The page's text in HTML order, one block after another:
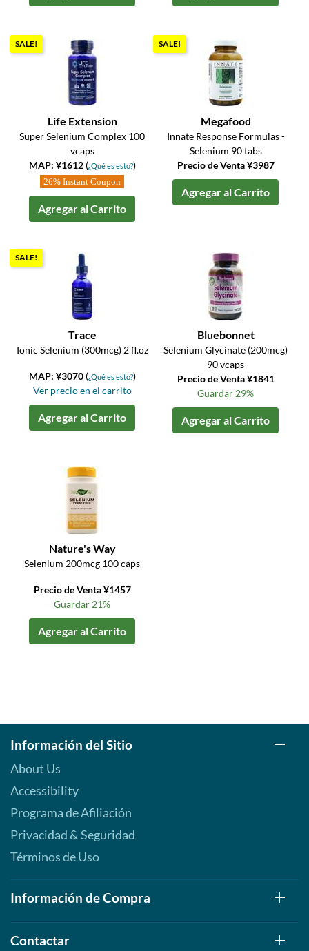
SALE!
Life Extension
Super Selenium Complex 100
vcaps
MAP: ¥1612 (¿Qué es esto?)
26% Instant Coupon
Agregar al Carrito
SALE!
Megafood
Innate Response Formulas -
Selenium 90 tabs
Precio de Venta ¥3987
Agregar al Carrito
SALE!
Trace
Ionic Selenium (300mcg) 2 fl.oz
MAP: ¥3070 (¿Qué es esto?)
Ver precio en el carrito
Agregar al Carrito
Bluebonnet
Selenium Glycinate (200mcg)
90 vcaps
Precio de Venta ¥1841
Guardar 29%
Agregar al Carrito
Nature's Way
Selenium 200mcg 100 caps
Precio de Venta ¥1457
Guardar 21%
Agregar al Carrito
Información del Sitio
About Us
Accessibility
Programa de Afiliación
Privacidad & Seguridad
Términos de Uso
Información de Compra
Contactar